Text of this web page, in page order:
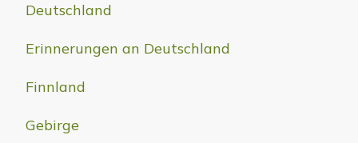
Deutschland
Erinnerungen an Deutschland
Finnland
Gebirge